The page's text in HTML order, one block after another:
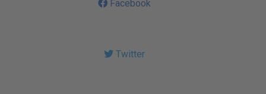
Facebook
Twitter